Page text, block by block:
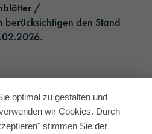
/
den Stand
optimal zu gestalten und
wir Cookies. Durch
stimmen Sie der